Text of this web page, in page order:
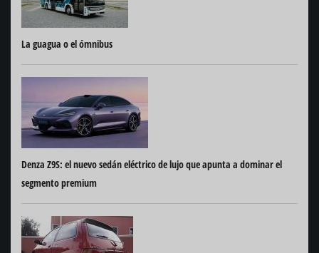
La guagua o el ómnibus
Denza Z9S: el nuevo sedán eléctrico de lujo que apunta a dominar el
segmento premium